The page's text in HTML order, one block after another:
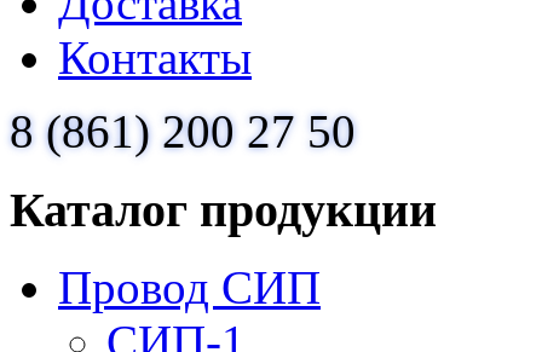
Контакты
8 (861) 200 27 50
Каталог продукции
Провод СИП